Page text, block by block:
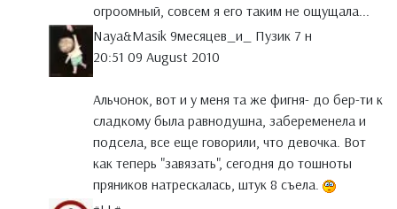
огроомный, совсем я его таким не ощущала...
Naya&Masik 9месяцев_и_ Пузик 7 н
20:51 09 August 2010
Альчонок, вот и у меня та же фигня- до бер-ти к
сладкому была равнодушна, забеременела и
подсела, все еще говорили, что девочка. Вот
как теперь "завязать", сегодня до тошноты
пряников натрескалась, штук 8 съела.